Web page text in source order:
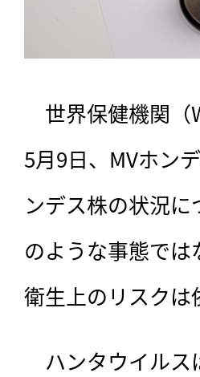
世界保健機関（
5月9日、MVホン
ンデス株の状況
のような事態で
衛生上のリスク
ハンタウイルス